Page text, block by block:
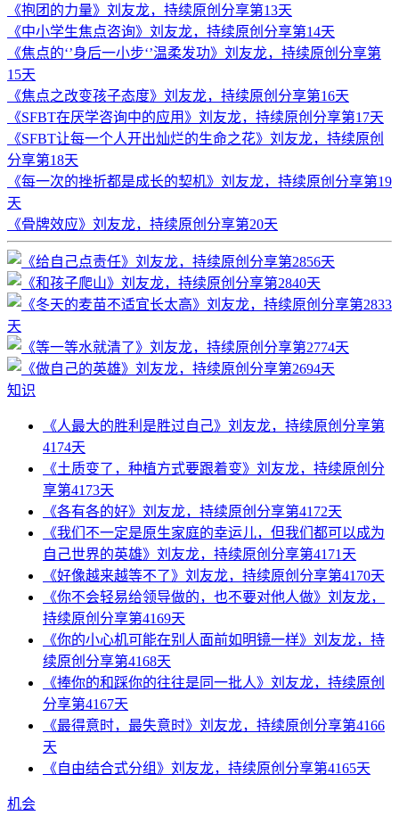
《抱团的力量》刘友龙，持续原创分享第13天
《中小学生焦点咨询》刘友龙，持续原创分享第14天
《焦点的‘’身后一小步‘’温柔发功》刘友龙，持续原创分享第
15天
《焦点之改变孩子态度》刘友龙，持续原创分享第16天
《SFBT在厌学咨询中的应用》刘友龙，持续原创分享第17天
《SFBT让每一个人开出灿烂的生命之花》刘友龙，持续原创
分享第18天
《每一次的挫折都是成长的契机》刘友龙，持续原创分享第19
天
《骨牌效应》刘友龙，持续原创分享第20天
知识
《人最大的胜利是胜过自己》刘友龙，持续原创分享第
4174天
《土质变了，种植方式要跟着变》刘友龙，持续原创分
享第4173天
《各有各的好》刘友龙，持续原创分享第4172天
《我们不一定是原生家庭的幸运儿，但我们都可以成为
自己世界的英雄》刘友龙，持续原创分享第4171天
《好像越来越等不了》刘友龙，持续原创分享第4170天
《你不会轻易给领导做的，也不要对他人做》刘友龙，
持续原创分享第4169天
《你的小心机可能在别人面前如明镜一样》刘友龙，持
续原创分享第4168天
《捧你的和踩你的往往是同一批人》刘友龙，持续原创
分享第4167天
《最得意时，最失意时》刘友龙，持续原创分享第4166
天
《自由结合式分组》刘友龙，持续原创分享第4165天
机会